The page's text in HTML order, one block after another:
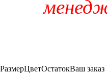
РазмерЦветОстатокВаш заказ